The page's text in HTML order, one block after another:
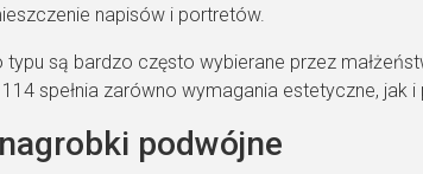
napisów i portretów.
są bardzo często wybierane przez
spełnia zarówno wymagania estetyczne, jak i
podwójne